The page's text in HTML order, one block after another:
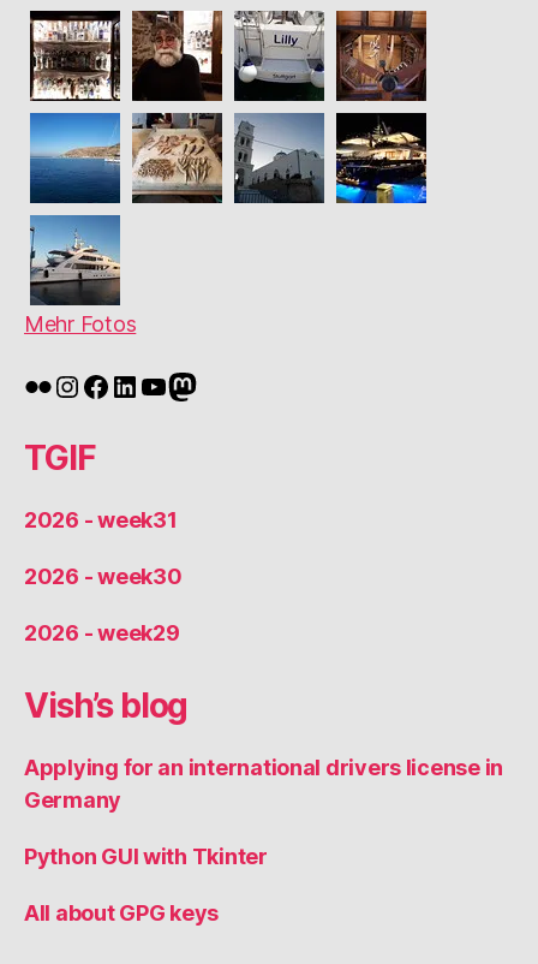
Mehr Fotos
Flickr
Instagram
Facebook
LinkedIn
YouTube
Mastodon
TGIF
2026 - week31
2026 - week30
2026 - week29
Vish’s blog
Applying for an international drivers license in
Germany
Python GUI with Tkinter
All about GPG keys